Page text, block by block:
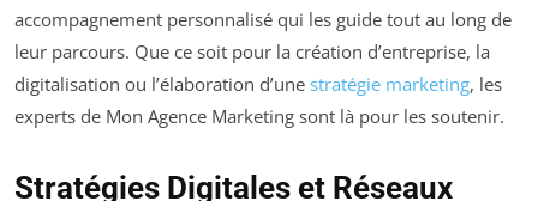
accompagnement personnalisé qui les guide tout au long de
leur parcours. Que ce soit pour la création d’entreprise, la
digitalisation ou l’élaboration d’une stratégie marketing, les
experts de Mon Agence Marketing sont là pour les soutenir.
Stratégies Digitales et Réseaux